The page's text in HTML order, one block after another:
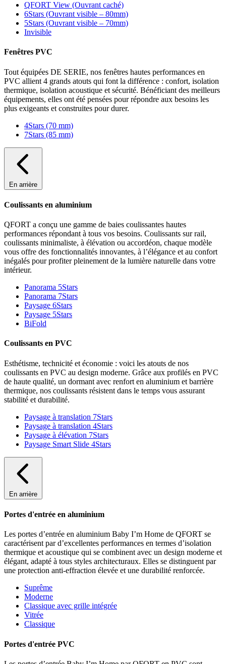
QFORT View (Ouvrant caché)
6Stars (Ouvrant visible – 80mm)
5Stars (Ouvrant visible – 70mm)
Invisible
Fenêtres PVC
Tout équipées DE SERIE, nos fenêtres hautes performances en
PVC allient 4 grands atouts qui font la différence : confort, isolation
thermique, isolation acoustique et sécurité. Bénéficiant des meilleurs
équipements, elles ont été pensées pour répondre aux besoins les
plus exigeants et construites pour durer.
4Stars (70 mm)
7Stars (85 mm)
En arrière
Coulissants en aluminium
QFORT a conçu une gamme de baies coulissantes hautes
performances répondant à tous vos besoins. Coulissants sur rail,
coulissants minimaliste, à élévation ou accordéon, chaque modèle
vous offre des fonctionnalités innovantes, à l’élégance et au confort
inégalés pour profiter pleinement de la lumière naturelle dans votre
intérieur.
Panorama 5Stars
Panorama 7Stars
Paysage 6Stars
Paysage 5Stars
BiFold
Coulissants en PVC
Esthétisme, technicité et économie : voici les atouts de nos
coulissants en PVC au design moderne. Grâce aux profilés en PVC
de haute qualité, un dormant avec renfort en aluminium et barrière
thermique, nos coulissants résistent dans le temps vous assurant
stabilité et durabilité.
Paysage à translation 7Stars
Paysage à translation 4Stars
Paysage à élévation 7Stars
Paysage Smart Slide 4Stars
En arrière
Portes d'entrée en aluminium
Les portes d’entrée en aluminium Baby I’m Home de QFORT se
caractérisent par d’excellentes performances en termes d’isolation
thermique et acoustique qui se combinent avec un design moderne et
élégant, adapté à tous styles architecturaux. Elles se distinguent par
une protection anti-effraction élevée et une durabilité renforcée.
Suprême
Moderne
Classique avec grille intégrée
Vitrée
Classique
Portes d'entrée PVC